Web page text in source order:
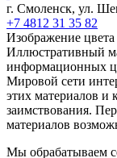
г. Смоленск, ул.
+7 4812 31 35 82
Изображение цвета
Иллюстративный
информационных
Мировой сети
этих материалов и
заимствования.
материалов
Мы обрабатываем